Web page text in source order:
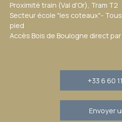
Proximité train (Val d'Or), Tram T2
Secteur école "les coteaux"- Tous
pied
Accès Bois de Boulogne direct
+33 6 60
Envoyer